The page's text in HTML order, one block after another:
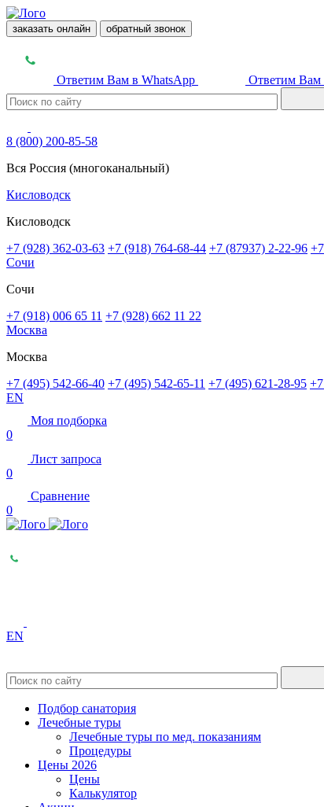
заказать онлайн обратный звонок
Ответим Вам в WhatsApp Ответим Вам
8 (800) 200-85-58
Вся Россия (многоканальный)
Кисловодск
Кисловодск
+7 (928) 362-03-63 +7 (918) 764-68-44 +7 (87937) 2-22-96
Сочи
Сочи
+7 (918) 006 65 11 +7 (928) 662 11 22
Москва
Москва
+7 (495) 542-66-40 +7 (495) 542-65-11 +7 (495) 621-28-95
EN
Моя подборка
0
Лист запроса
0
Сравнение
0
EN
Подбор санатория
Лечебные туры
Лечебные туры по мед. показаниям
Процедуры
Цены 2026
Цены
Калькулятор